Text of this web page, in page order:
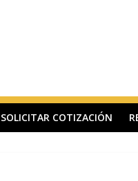
SOLICITAR COTIZACIÓN